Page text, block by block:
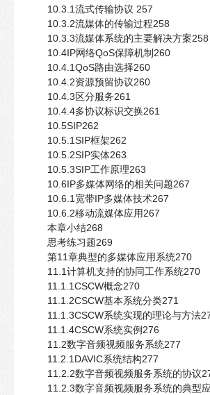
10.3.1流式传输协议 257
10.3.2流媒体的传输过程258
10.3.3流媒体系统的主要解决方案258
10.4IP网络QoS保障机制260
10.4.1QoS路由选择260
10.4.2资源预留协议260
10.4.3区分服务261
10.4.4多协议标识交换261
10.5SIP262
10.5.1SIP框架262
10.5.2SIP实体263
10.5.3SIP工作原理263
10.6IP多媒体网络的相关问题267
10.6.1宽带IP多媒体技术267
10.6.2移动流媒体应用267
本章小结268
思考练习题269
第11章典型的多媒体应用系统270
11.1计算机支持的协同工作系统270
11.1.1CSCW概念270
11.1.2CSCW基本系统分类271
11.1.3CSCW系统实现的理论与方法
11.1.4CSCW系统实例276
11.2数字音频视频服务系统277
11.2.1DAVIC系统结构277
11.2.2数字音频视频服务系统的协议
11.2.3数字音频视频服务系统的典型